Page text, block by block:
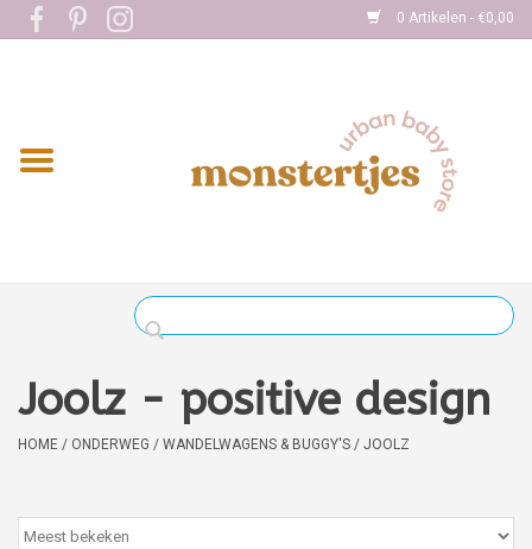
0 Artikelen - €0,00
Home
Kleding
Joolz - positive design
HOME / ONDERWEG / WANDELWAGENS & BUGGY'S / JOOLZ